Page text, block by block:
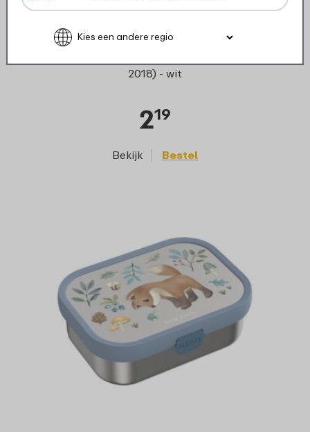
2018) - wit
219
Bekijk Bestel